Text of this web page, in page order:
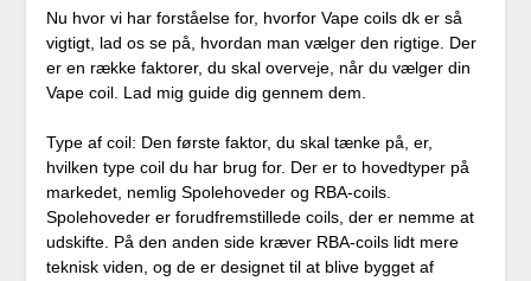
Nu hvor vi har forståelse for, hvorfor Vape coils dk er så
vigtigt, lad os se på, hvordan man vælger den rigtige. Der
er en række faktorer, du skal overveje, når du vælger din
Vape coil. Lad mig guide dig gennem dem.
Type af coil: Den første faktor, du skal tænke på, er,
hvilken type coil du har brug for. Der er to hovedtyper på
markedet, nemlig Spolehoveder og RBA-coils.
Spolehoveder er forudfremstillede coils, der er nemme at
udskifte. På den anden side kræver RBA-coils lidt mere
teknisk viden, og de er designet til at blive bygget af